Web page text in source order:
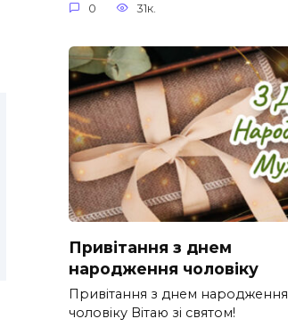
0 31к.
Привітання з днем
народження чоловіку
Привітання з днем народження
чоловіку Вітаю зі святом!